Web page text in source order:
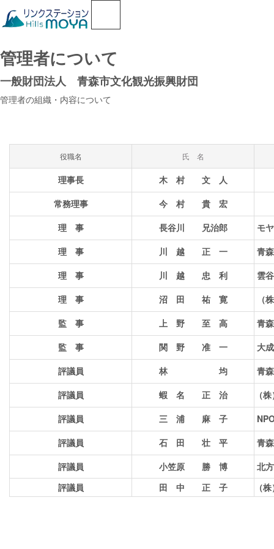
管理者について
一般財団法人 青森市文化観光振興財団
管理者の組織・内容について
役職名 氏 名
理事長
木 村 文 人
常務理事
今 村 貴 宏
理 事
長谷川 兄治郎
モ
理 事
川 越 正 一
青
理 事
川 越 忠 利
雲
理 事
沼 田 祐 寛
（
監 事
上 野 至 高
青
監 事
関 野 准 一
大
評議員
林 均
青
評議員
蝦 名 正 治
（
評議員
三 浦 麻 子
評議員
石 田 壮 平
青
評議員
小笠原 勝 博
北
評議員
田 中 正 子 （